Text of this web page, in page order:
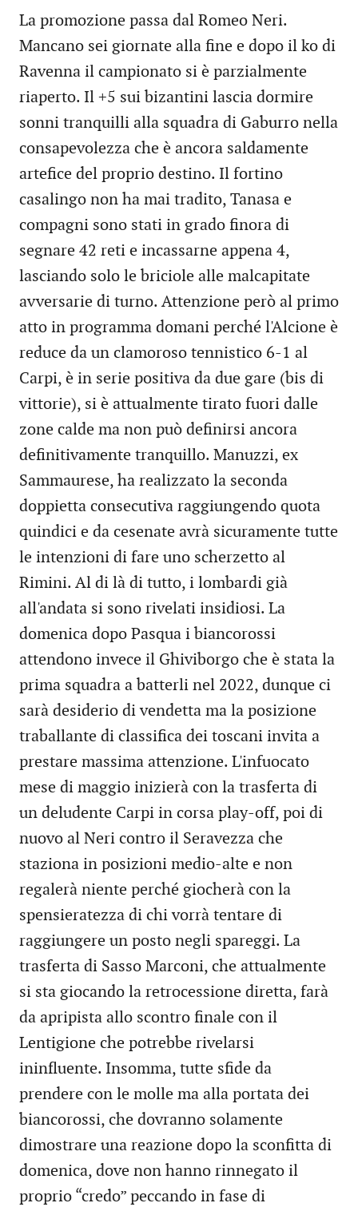
La promozione passa dal Romeo Neri.
Mancano sei giornate alla fine e dopo il ko di
Ravenna il campionato si è parzialmente
riaperto. Il +5 sui bizantini lascia dormire
sonni tranquilli alla squadra di Gaburro nella
consapevolezza che è ancora saldamente
artefice del proprio destino. Il fortino
casalingo non ha mai tradito, Tanasa e
compagni sono stati in grado finora di
segnare 42 reti e incassarne appena 4,
lasciando solo le briciole alle malcapitate
avversarie di turno. Attenzione però al primo
atto in programma domani perché l'Alcione è
reduce da un clamoroso tennistico 6-1 al
Carpi, è in serie positiva da due gare (bis di
vittorie), si è attualmente tirato fuori dalle
zone calde ma non può definirsi ancora
definitivamente tranquillo. Manuzzi, ex
Sammaurese, ha realizzato la seconda
doppietta consecutiva raggiungendo quota
quindici e da cesenate avrà sicuramente tutte
le intenzioni di fare uno scherzetto al
Rimini. Al di là di tutto, i lombardi già
all'andata si sono rivelati insidiosi. La
domenica dopo Pasqua i biancorossi
attendono invece il Ghiviborgo che è stata la
prima squadra a batterli nel 2022, dunque ci
sarà desiderio di vendetta ma la posizione
traballante di classifica dei toscani invita a
prestare massima attenzione. L'infuocato
mese di maggio inizierà con la trasferta di
un deludente Carpi in corsa play-off, poi di
nuovo al Neri contro il Seravezza che
staziona in posizioni medio-alte e non
regalerà niente perché giocherà con la
spensieratezza di chi vorrà tentare di
raggiungere un posto negli spareggi. La
trasferta di Sasso Marconi, che attualmente
si sta giocando la retrocessione diretta, farà
da apripista allo scontro finale con il
Lentigione che potrebbe rivelarsi
ininfluente. Insomma, tutte sfide da
prendere con le molle ma alla portata dei
biancorossi, che dovranno solamente
dimostrare una reazione dopo la sconfitta di
domenica, dove non hanno rinnegato il
proprio “credo” peccando in fase di